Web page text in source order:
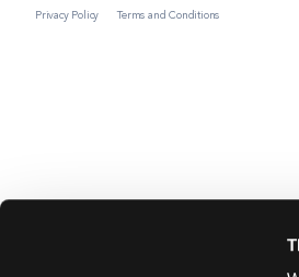
Privacy Policy Terms and Conditions